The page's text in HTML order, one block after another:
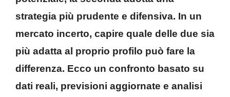
strategia più prudente e difensiva. In un
mercato incerto, capire quale delle due sia
più adatta al proprio profilo può fare la
differenza. Ecco un confronto basato su
dati reali, previsioni aggiornate e analisi